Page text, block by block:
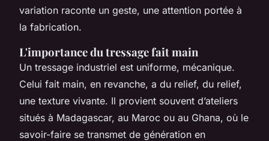
variation raconte un geste, une attention portée à
la fabrication.
L'importance du tressage fait main
Un tressage industriel est uniforme, mécanique.
Celui fait main, en revanche, a du relief, du relief,
une texture vivante. Il provient souvent d’ateliers
situés à Madagascar, au Maroc ou au Ghana, où le
savoir-faire se transmet de génération en